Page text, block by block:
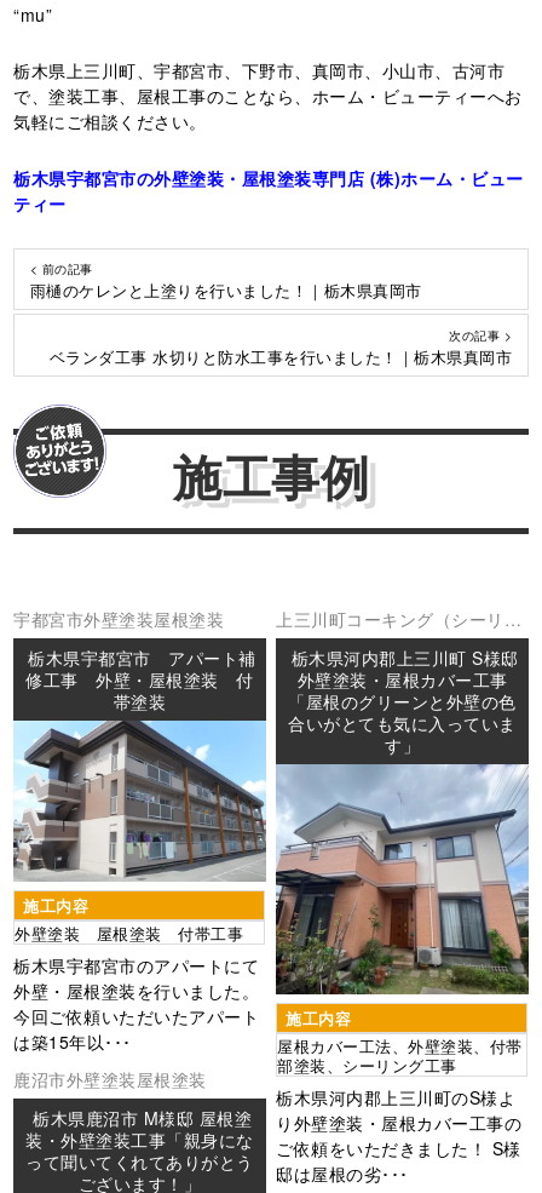
“mu”
栃木県上三川町、宇都宮市、下野市、真岡市、小山市、古河市
で、塗装工事、屋根工事のことなら、ホーム・ビューティーへお
気軽にご相談ください。
栃木県宇都宮市の外壁塗装・屋根塗装専門店 (株)ホーム・ビュー
ティー
< 前の記事
雨樋のケレンと上塗りを行いました！｜栃木県真岡市
次の記事 >
ベランダ工事 水切りと防水工事を行いました！｜栃木県真岡市
施工事例
宇都宮市外壁塗装屋根塗装
栃木県宇都宮市 アパート補
修工事 外壁・屋根塗装 付
帯塗装
施工内容
外壁塗装 屋根塗装 付帯工事
栃木県宇都宮市のアパートにて
外壁・屋根塗装を行いました。
今回ご依頼いただいたアパート
は築15年以･･･
上三川町コーキング（シーリン
グ外壁塗装屋根工事防水工事
栃木県河内郡上三川町 S様邸
外壁塗装・屋根カバー工事
「屋根のグリーンと外壁の色
合いがとても気に入っていま
す」
施工内容
屋根カバー工法、外壁塗装、付帯
部塗装、シーリング工事
栃木県河内郡上三川町のS様よ
り外壁塗装・屋根カバー工事の
ご依頼をいただきました！ S様
邸は屋根の劣･･･
鹿沼市外壁塗装屋根塗装
栃木県鹿沼市 M様邸 屋根塗
装・外壁塗装工事「親身にな
って聞いてくれてありがとう
ございます！」